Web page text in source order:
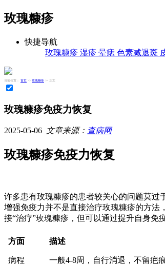
玫瑰糠疹
快捷导航
玫瑰糠疹 湿疹 晕痣 色素减退斑
当前位置： 首页 >> 玫瑰糠疹 >> 正文
玫瑰糠疹免疫力恢复
2025-05-06 文章来源： 查病网
玫瑰糠疹免疫力恢复
许多患有玫瑰糠疹的患者较关心的问题莫过
增强免疫力并不是直接治疗玫瑰糠疹的方法
接“治疗”玫瑰糠疹，但可以通过提升自身免
方面 描述
病程 一般4-8周，自行消退，不留疤